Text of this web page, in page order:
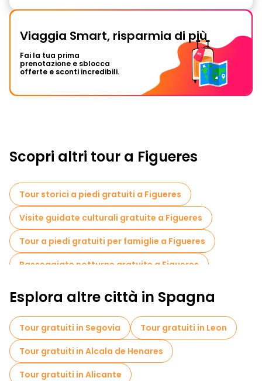
Viaggia Smart, risparmia di più
Fai la tua prima
prenotazione e sblocca
offerte e sconti incredibili.
Scopri altri tour a Figueres
Tour storici a piedi gratuiti a Figueres
Visite guidate culturali gratuite a Figueres
Tour a piedi gratuiti per famiglie a Figueres
Passeggiate notturne gratuite a Figueres
Esplora altre città in Spagna
Tour gratuiti in Segovia
Tour gratuiti in Leon
Tour gratuiti in Alcala de Henares
Tour gratuiti in Alicante